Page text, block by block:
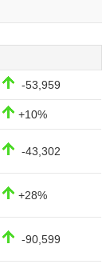
-53,959
+10%
-43,302
+28%
-90,599